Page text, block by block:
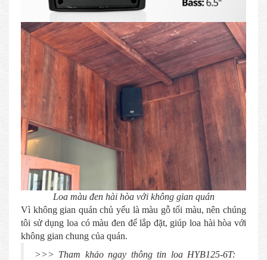
Loa màu đen hài hòa với không gian quán
Vì không gian quán chủ yếu là màu gỗ tối màu, nên chúng
tôi sử dụng loa có màu đen để lắp đặt, giúp loa hài hòa với
không gian chung của quán.
>>> Tham khảo ngay thông tin loa HYB125-6T: